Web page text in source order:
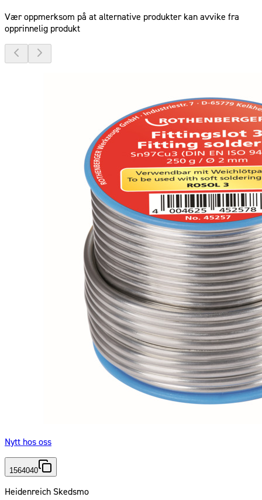
Vær oppmerksom på at alternative produkter kan avvike fra
opprinnelig produkt
Nytt hos oss
1564040
Heidenreich Skedsmo